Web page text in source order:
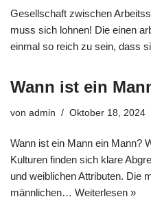
Gesellschaft zwischen
muss sich lohnen! Die einen
einmal so reich zu sein, dass
Wann ist ein
von admin Oktober 18, 2024
Wann ist ein Mann ein Mann?
Kulturen finden sich klare
und weiblichen Attributen. Die
männlichen… Weiterlesen »